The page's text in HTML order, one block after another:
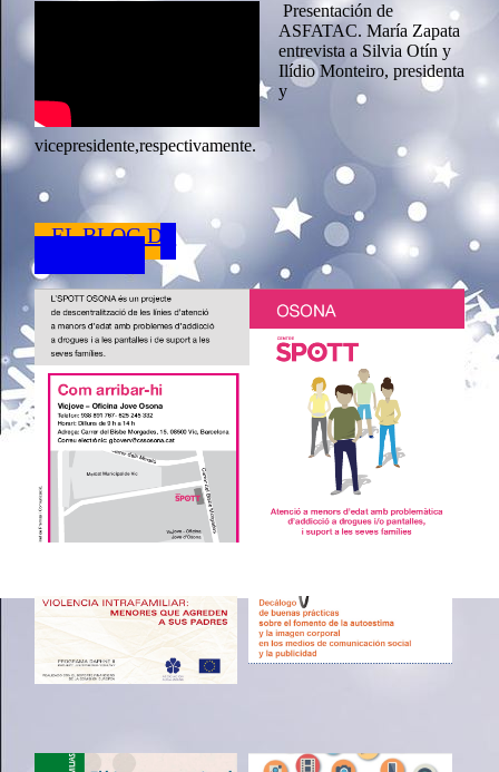
Presentación de
ASFATAC. María Zapata
entrevista a Silvia Otín y
Ilídio Monteiro, presidenta
y
vicepresidente,respectivamente.
EL BLOG DE